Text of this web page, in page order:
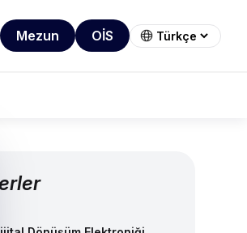
Mezun OİS